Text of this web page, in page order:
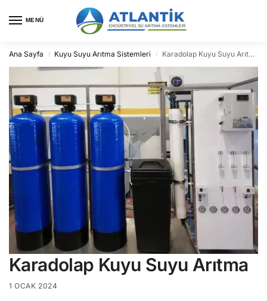
MENÜ
Ana Sayfa / Kuyu Suyu Arıtma Sistemleri / Karadolap Kuyu Suyu Arıtma
Karadolap Kuyu Suyu Arıtma
1 OCAK 2024